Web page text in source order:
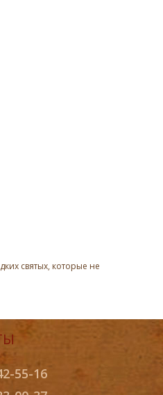
святых, которые не
55-16